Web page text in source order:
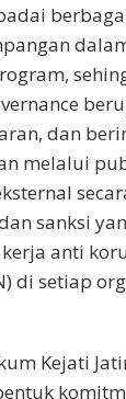
dan
melalui
sanksi
anti
di setiap
Kejati